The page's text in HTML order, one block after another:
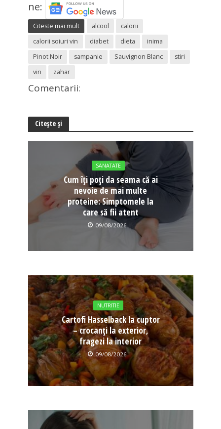
ne:
Citeste mai mult alcool
calorii
calorii soiuri vin
diabet dieta
inima
Pinot Noir
sampanie Sauvignon Blanc
stiri
vin
zahar
Comentarii:
Citește și
SANATATE
Cum îți poți da seama că ai
nevoie de mai multe
proteine: Simptomele la
care să fii atent
09/08/2026
NUTRITIE
Cartofi Hasselback la cuptor
– crocanți la exterior,
fragezi la interior
09/08/2026